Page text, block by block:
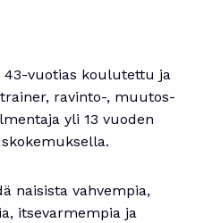
43-vuotias koulutettu ja
ravinto-, muutos-
yli 13 vuoden
naisista vahvempia,
itsevarmempia ja